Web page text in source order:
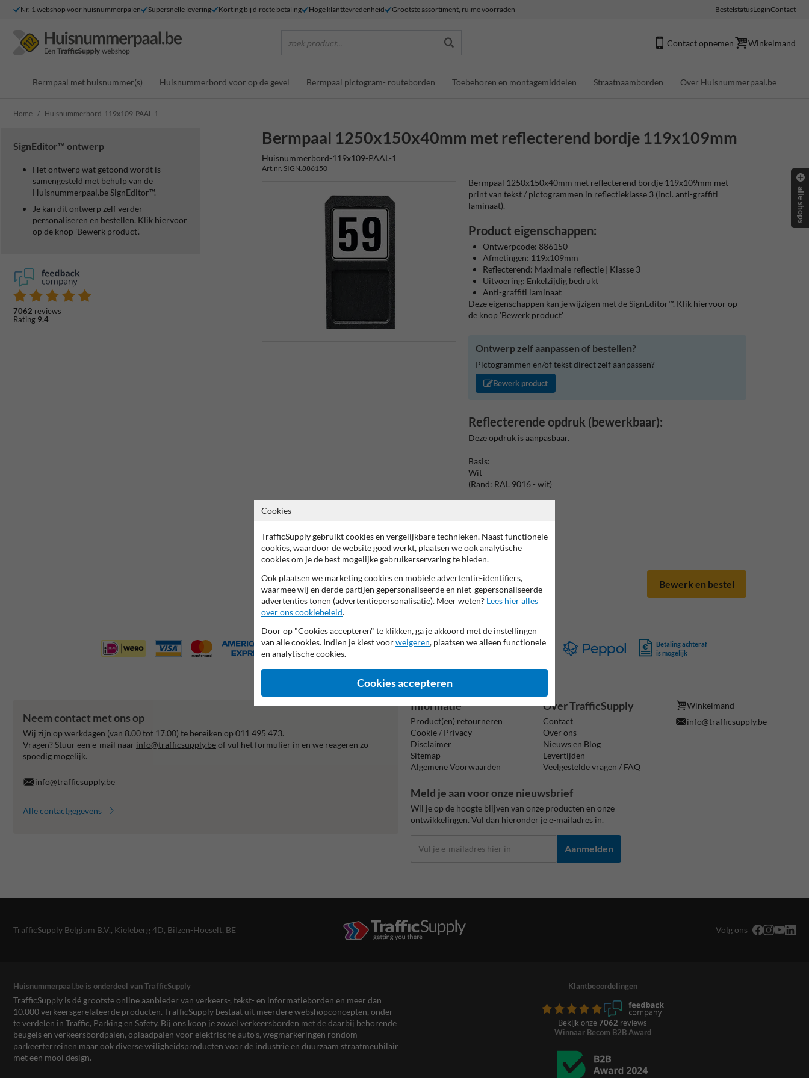
Nr. 1 webshop voor huisnummerpalen Supersnelle levering Korting bij directe betaling Hoge klanttevredenheid Grootste assortiment, ruime voorraden BestelstatusLoginContact
zoek product... Contact opnemen Winkelmand
Bermpaal met huisnummer(s) Huisnummerbord voor op de gevel Bermpaal pictogram- routeborden Toebehoren en montagemiddelen Straatnaamborden Over Huisnummerpaal.be
Home Huisnummerbord-119x109-PAAL-1
SignEditor™ ontwerp
Het ontwerp wat getoond wordt is
samengesteld met behulp van de
Huisnummerpaal.be SignEditor™.
Je kan dit ontwerp zelf verder
personaliseren en bestellen. Klik hiervoor
op de knop 'Bewerk product'.
7062 reviews
Rating 9.4
Bermpaal 1250x150x40mm met reflecterend bordje 119x109mm
Huisnummerbord-119x109-PAAL-1
Art.nr. SIGN.886150
Bermpaal 1250x150x40mm met reflecterend bordje 119x109mm met
print van tekst / pictogrammen in reflectieklasse 3 (incl. anti-graffiti
laminaat).
Product eigenschappen:
Ontwerpcode: 886150
Afmetingen: 119x109mm
Reflecterend: Maximale reflectie | Klasse 3
Uitvoering: Enkelzijdig bedrukt
Anti-graffiti laminaat
Deze eigenschappen kan je wijzigen met de SignEditor™. Klik hiervoor op
de knop 'Bewerk product'
Ontwerp zelf aanpassen of bestellen?
Pictogrammen en/of tekst direct zelf aanpassen?
Bewerk product
Reflecterende opdruk (bewerkbaar):
Deze opdruk is aanpasbaar.
Basis:
Wit
(Rand: RAL 9016 - wit)
Tekstvlak:
59.
Bewerk en bestel
Vooruitbetaling
Betaling achteraf
is mogelijk
Neem contact met ons op
Wij zijn op werkdagen (van 8.00 tot 17.00) te bereiken op 011 495 473.
Vragen? Stuur een e-mail naar info@trafficsupply.beof vul het formulier in en we reageren zo
spoedig mogelijk.
info@trafficsupply.be
Alle contactgegevens
Informatie
Product(en) retourneren
Cookie / Privacy
Disclaimer
Sitemap
Algemene Voorwaarden
Over TrafficSupply
Contact
Over ons
Nieuws en Blog
Levertijden
Veelgestelde vragen / FAQ
Winkelmand
info@trafficsupply.be
Meld je aan voor onze nieuwsbrief
Wil je op de hoogte blijven van onze producten en onze
ontwikkelingen. Vul dan hieronder je e-mailadres in.
Aanmelden
TrafficSupply Belgium B.V., Kieleberg 4D, Bilzen-Hoeselt, BE Volg ons
Huisnummerpaal.be is onderdeel van TrafficSupply
TrafficSupply is dé grootste online aanbieder van verkeers-, tekst- en informatieborden en meer dan
10.000 verkeersgerelateerde producten. TrafficSupply bestaat uit meerdere webshopconcepten, onder
te verdelen in Traffic, Parking en Safety. Bij ons koop je zowel verkeersborden met de daarbij behorende
beugels en verkeersbordpalen, oplaadpalen voor elektrische auto’s, wegmarkeringen rondom
parkeerterreinen maar ook diverse veiligheidsproducten voor de industrie en duurzaam straatmeubilair
met een mooi design.
Klantbeoordelingen
Bekijk onze 7062 reviews
Winnaar Becom B2B Award
alle shops
Cookies
TrafficSupply gebruikt cookies en vergelijkbare technieken. Naast functionele
cookies, waardoor de website goed werkt, plaatsen we ook analytische
cookies om je de best mogelijke gebruikerservaring te bieden.
Ook plaatsen we marketing cookies en mobiele advertentie-identifiers,
waarmee wij en derde partijen gepersonaliseerde en niet-gepersonaliseerde
advertenties tonen (advertentiepersonalisatie). Meer weten? Lees hier alles
over ons cookiebeleid.
Door op "Cookies accepteren" te klikken, ga je akkoord met de instellingen
van alle cookies. Indien je kiest voorweigeren, plaatsen we alleen functionele
en analytische cookies.
Cookies accepteren